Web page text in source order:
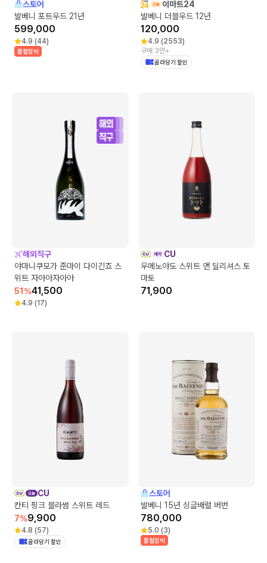
스토어
발베니 포트우드 21년
599,000
4.9 (44)
품절임박
이마트24
발베니 더블우드 12년
120,000
4.9 (2553)
구매 3만+
골라담기 할인
해외직구
야마니쿠모가 준마이 다이긴죠 스
위트 자아아자아아
51 %41,500
4.9 (17)
CU
우메노야도 스위트 앤 딜리셔스 토
마토
71,900
CU
칸티 핑크 블라썸 스위트 레드
7%9,900
4.8 (57)
골라담기 할인
스토어
발베니 15년 싱글배럴 버번
780,000
5.0 (3)
품절임박